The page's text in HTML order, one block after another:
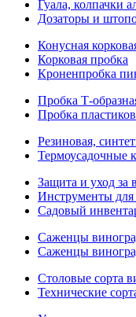
Гуала, колпачки
Дозаторы и
Конусная
Корковая пробка
Кроненпробка
Пробка Т-
Пробка
Резиновая,
Термоусадочные
Защита и уход за
Инструменты для
Садовый
Саженцы
Саженцы
Столовые сорта
Технические